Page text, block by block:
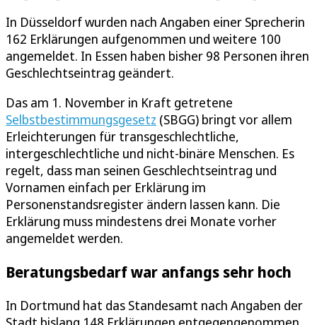
In Düsseldorf wurden nach Angaben einer Sprecherin
162 Erklärungen aufgenommen und weitere 100
angemeldet. In Essen haben bisher 98 Personen ihren
Geschlechtseintrag geändert.
Das am 1. November in Kraft getretene
Selbstbestimmungsgesetz (SBGG) bringt vor allem
Erleichterungen für transgeschlechtliche,
intergeschlechtliche und nicht-binäre Menschen. Es
regelt, dass man seinen Geschlechtseintrag und
Vornamen einfach per Erklärung im
Personenstandsregister ändern lassen kann. Die
Erklärung muss mindestens drei Monate vorher
angemeldet werden.
Beratungsbedarf war anfangs sehr hoch
In Dortmund hat das Standesamt nach Angaben der